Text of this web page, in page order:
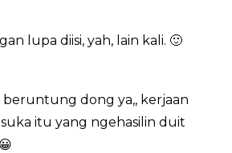
lupa diisi, yah, lain kali. 🙂
beruntung dong ya,, kerjaan
itu yang ngehasilin duit